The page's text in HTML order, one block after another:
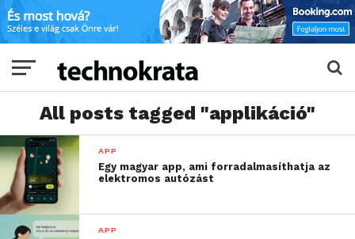
All posts tagged "applikáció"
APP
Egy magyar app, ami forradalmasíthatja az
elektromos autózást
APP